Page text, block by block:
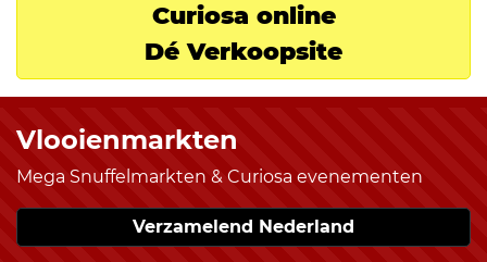
Curiosa online
Dé Verkoopsite
Vlooienmarkten
Mega Snuffelmarkten & Curiosa evenementen
Verzamelend Nederland